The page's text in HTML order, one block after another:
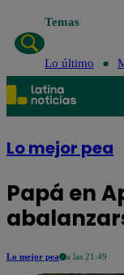
Temas
Lo último
Lo mejor pea
Papá en
Lo mejor pea a las 21:49